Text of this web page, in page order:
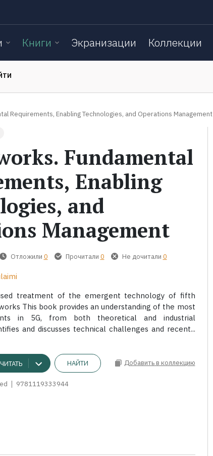
Книги Экранизации Коллекции
Requirements, Enabling Technologies, and Operations Management
Fundamental
Enabling
and
Management
Отложили 0 Прочитали 0 Не дочитали 0
treatment of the emergent technology of fifth
This book provides an understanding of the most
in 5G, from both theoretical and industrial
and discusses technical challenges and recent...
НАЙТИ Добавить в коллекцию
9781119333944